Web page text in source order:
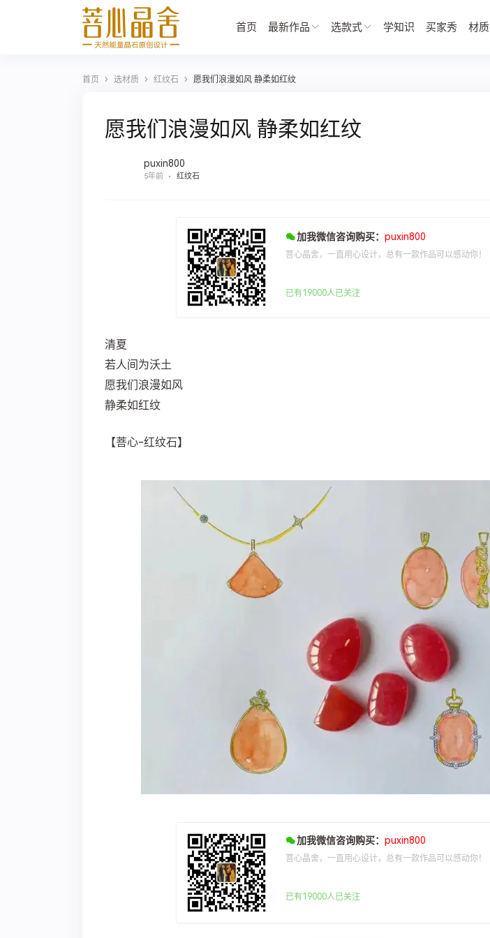
首页 最新作品 选款式 学知识 买家秀 材质
首页 › 选材质 › 红纹石 › 愿我们浪漫如风 静柔如红纹
愿我们浪漫如风 静柔如红纹
puxin800
5年前 红纹石
加我微信咨询购买： puxin800
菩心晶舍，一直用心设计，总有一款作品可以感动你！
已有19000人已关注
清夏
若人间为沃土
愿我们浪漫如风
静柔如红纹
【菩心-红纹石】
加我微信咨询购买： puxin800
菩心晶舍，一直用心设计，总有一款作品可以感动你！
已有19000人已关注